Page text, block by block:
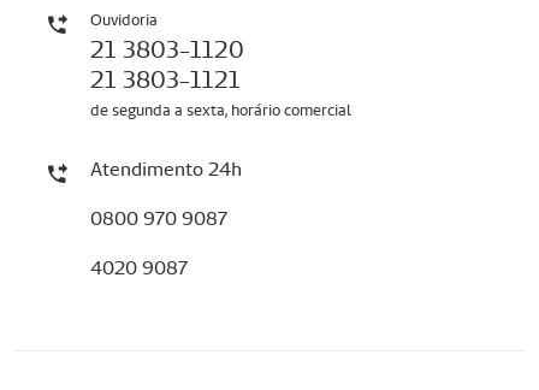
Ouvidoria
21 3803-1120
21 3803-1121
de segunda a sexta, horário comercial
Atendimento 24h
0800 970 9087
4020 9087